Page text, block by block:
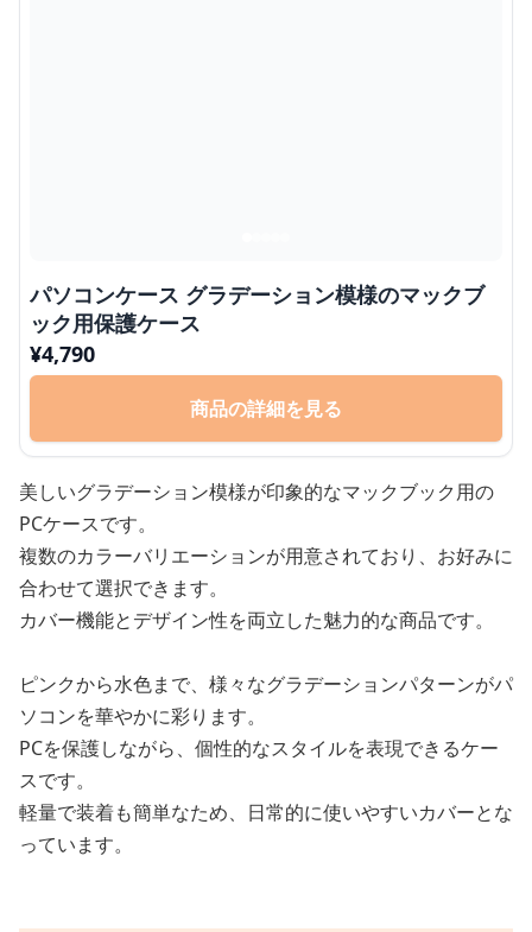
パソコンケース グラデーション模様のマックブ
ック用保護ケース
¥4,790
商品の詳細を見る
美しいグラデーション模様が印象的なマックブック用の
PCケースです。
複数のカラーバリエーションが用意されており、お好みに
合わせて選択できます。
カバー機能とデザイン性を両立した魅力的な商品です。
ピンクから水色まで、様々なグラデーションパターンがパ
ソコンを華やかに彩ります。
PCを保護しながら、個性的なスタイルを表現できるケー
スです。
軽量で装着も簡単なため、日常的に使いやすいカバーとな
っています。